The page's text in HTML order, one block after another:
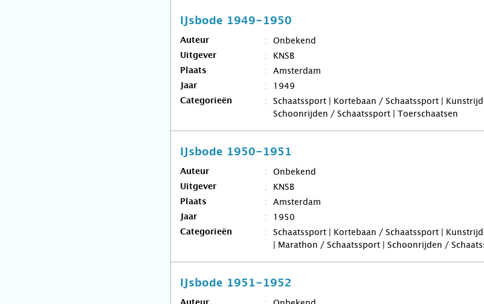
IJsbode 1949-1950
Auteur Onbekend
Uitgever KNSB
Plaats Amsterdam
Jaar 1949
Categorieën
Schaatssport | Kortebaan / Schaatssport |
Schoonrijden / Schaatssport | Toerschaatsen
IJsbode 1950-1951
Auteur Onbekend
Uitgever KNSB
Plaats Amsterdam
Jaar 1950
Categorieën
Schaatssport | Kortebaan / Schaatssport |
| Marathon / Schaatssport | Schoonrijden /
IJsbode 1951-1952